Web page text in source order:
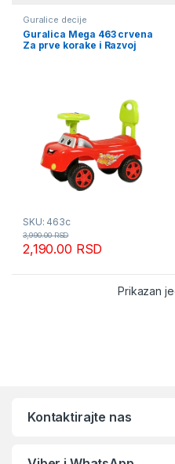
Guralice decije
Guralica Mega 463 crvena
Za prve korake i Razvoj
SKU: 463c
2,190.00 RSD
3,990.00RSD
Prikazan
Kontaktirajte nas